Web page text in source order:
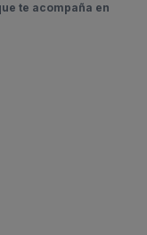
te acompaña en